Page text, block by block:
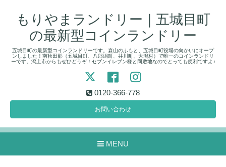
もりやまランドリー｜五城目町
の最新型コインランドリー
五城目町の最新型コインランドリーです。森山のふもと、五城目町役場の向かいにオープ
ンしました！南秋田郡（五城目町、八郎潟町、井川町、大潟村）で唯一のコインランドリ
ーです。潟上市からもぜひどうぞ！セブンイレブン様と同敷地なのでとっても便利ですよ♪
0120-366-778
お問い合わせ
MENU